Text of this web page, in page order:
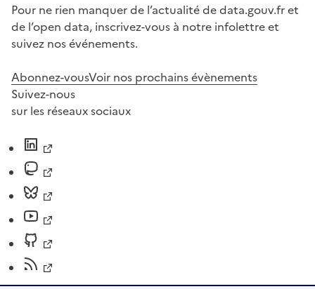
Pour ne rien manquer de l’actualité de data.gouv.fr et
de l’open data, inscrivez-vous à notre infolettre et
suivez nos événements.
Abonnez-vousVoir nos prochains évènements
Suivez-nous
sur les réseaux sociaux